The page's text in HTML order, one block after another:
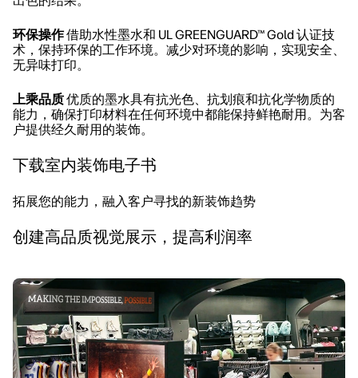
环保操作借助水性墨水和 UL GREENGUARD™ Gold 认证技
术，保持环保的工作环境。减少对环境的影响，实现安全、
无异味打印。
上乘品质优质的墨水具有抗光色、抗划痕和抗化学物质的
能力，确保打印材料在任何环境中都能保持鲜艳耐用。为客
户提供经久耐用的装饰。
下载室内装饰电子书
拓展您的能力，融入客户寻找的新装饰趋势
创建高品质视觉展示，提高利润率